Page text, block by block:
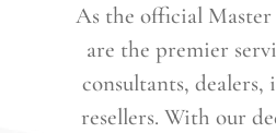
As the official
are the premier
consultants, dealers,
resellers. With our